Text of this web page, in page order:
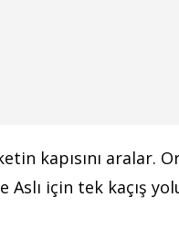
kapısını aralar.
Aslı için tek kaçış